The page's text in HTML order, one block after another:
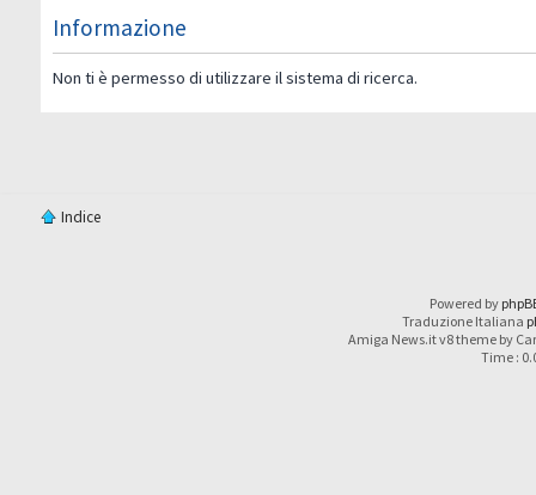
Informazione
Non ti è permesso di utilizzare il sistema di ricerca.
Indice
Powered by
Traduzione Italiana
Amiga News.it v8 theme by
Time :